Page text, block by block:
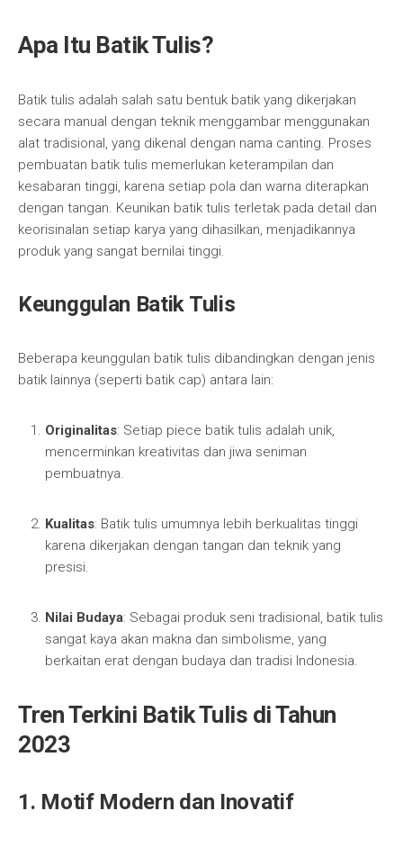
Apa Itu Batik Tulis?
Batik tulis adalah salah satu bentuk batik yang dikerjakan
secara manual dengan teknik menggambar menggunakan
alat tradisional, yang dikenal dengan nama canting. Proses
pembuatan batik tulis memerlukan keterampilan dan
kesabaran tinggi, karena setiap pola dan warna diterapkan
dengan tangan. Keunikan batik tulis terletak pada detail dan
keorisinalan setiap karya yang dihasilkan, menjadikannya
produk yang sangat bernilai tinggi.
Keunggulan Batik Tulis
Beberapa keunggulan batik tulis dibandingkan dengan jenis
batik lainnya (seperti batik cap) antara lain:
Originalitas: Setiap piece batik tulis adalah unik,
mencerminkan kreativitas dan jiwa seniman
pembuatnya.
Kualitas: Batik tulis umumnya lebih berkualitas tinggi
karena dikerjakan dengan tangan dan teknik yang
presisi.
Nilai Budaya: Sebagai produk seni tradisional, batik tulis
sangat kaya akan makna dan simbolisme, yang
berkaitan erat dengan budaya dan tradisi Indonesia.
Tren Terkini Batik Tulis di Tahun
2023
1. Motif Modern dan Inovatif